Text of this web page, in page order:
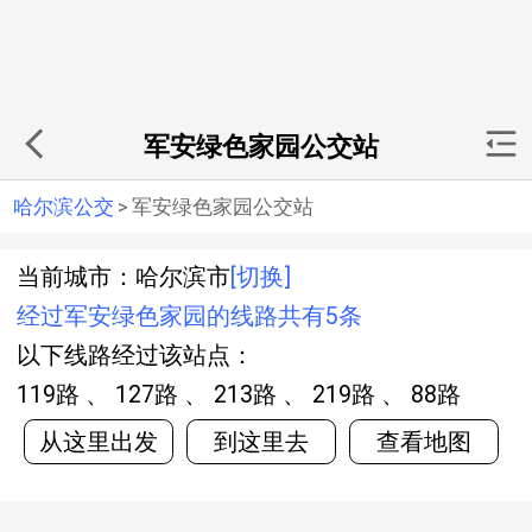
军安绿色家园公交站
哈尔滨公交 > 军安绿色家园公交站
当前城市：哈尔滨市 [切换]
经过军安绿色家园的线路共有5条
以下线路经过该站点：
119路 、 127路 、 213路 、 219路 、 88路
从这里出发
到这里去 查看地图